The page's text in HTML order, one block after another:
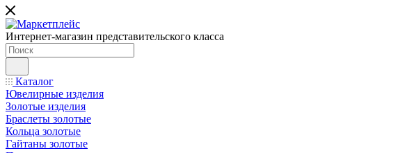
Интернет-магазин представительского класса
Каталог
Ювелирные изделия
Золотые изделия
Браслеты золотые
Кольца золотые
Гайтаны золотые